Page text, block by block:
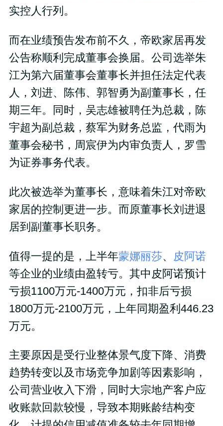
实控人行列。
而在业绩预告发布前不久，帝欧家居再发
公告称顺利完成董事会换届。公司选举朱
江为第六届董事会董事长并担任法定代表
人，刘进、陈伟、郭智勇为副董事长，任
期三年。同时，吴志雄被聘任为总裁，陈
宇超为副总裁，蔡军为财务总监，代雨为
董事会秘书，周宸伊为内审负责人，罗雪
为证券事务代表。
此次被选举为董事长，意味着朱江对帝欧
家居的控制更进一步。而原董事长刘进退
居到副董事长职务。
值得一提的是，上半年蒙娜丽莎、
皮阿诺
等企业的业绩由盈转亏。其中皮阿诺预计
亏损1100万元-1400万元，扣非后亏损
1800万元-2100万元，上年同期盈利446.23
万元。
主要原因是受行业整体景气度下降、消费
趋势转变以及市场竞争加剧等因素影响，
公司营业收入下滑，同时大宗地产客户应
收账款回款较慢，导致本期账龄结构变